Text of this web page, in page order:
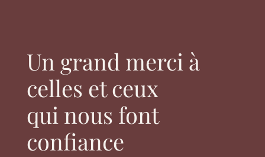
Un grand merci à
celles et ceux
qui nous font
confiance